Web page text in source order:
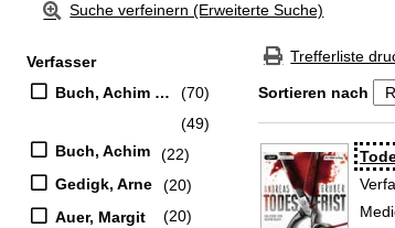
Suche verfeinern (Erweiterte Suche)
Suchfilter
Verfasser
Buch, Achim (Erzähler)
(70)
Buch, Achim
(49)
Gedigk, Arne
(22)
Auer, Margit
(20)
(20)
Trefferliste
Sortieren nach
Zu den Suchfiltern